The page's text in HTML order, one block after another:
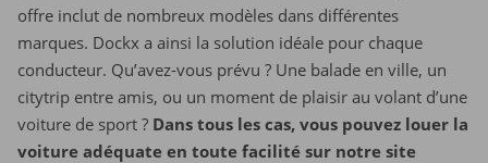
offre inclut de nombreux modèles dans différentes
marques. Dockx a ainsi la solution idéale pour chaque
conducteur. Qu’avez-vous prévu ? Une balade en ville, un
citytrip entre amis, ou un moment de plaisir au volant d’une
voiture de sport ? Dans tous les cas, vous pouvez louer la
voiture adéquate en toute facilité sur notre site